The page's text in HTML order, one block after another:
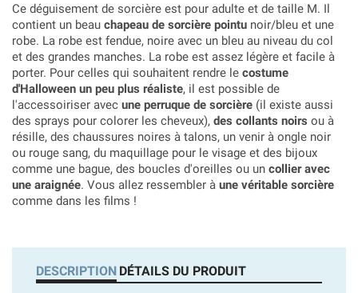
Ce déguisement de sorcière est pour adulte et de taille M. Il
contient un beau chapeau de sorcière pointu noir/bleu et une
robe. La robe est fendue, noire avec un bleu au niveau du col
et des grandes manches. La robe est assez légère et facile à
porter. Pour celles qui souhaitent rendre le costume
d'Halloween un peu plus réaliste, il est possible de
l'accessoiriser avec une perruque de sorcière (il existe aussi
des sprays pour colorer les cheveux), des collants noirs ou à
résille, des chaussures noires à talons, un venir à ongle noir
ou rouge sang, du maquillage pour le visage et des bijoux
comme une bague, des boucles d'oreilles ou un collier avec
une araignée. Vous allez ressembler à une véritable sorcière
comme dans les films !
DESCRIPTION DÉTAILS DU PRODUIT